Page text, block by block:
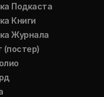
Подкаста
Книги
Журнала
(постер)